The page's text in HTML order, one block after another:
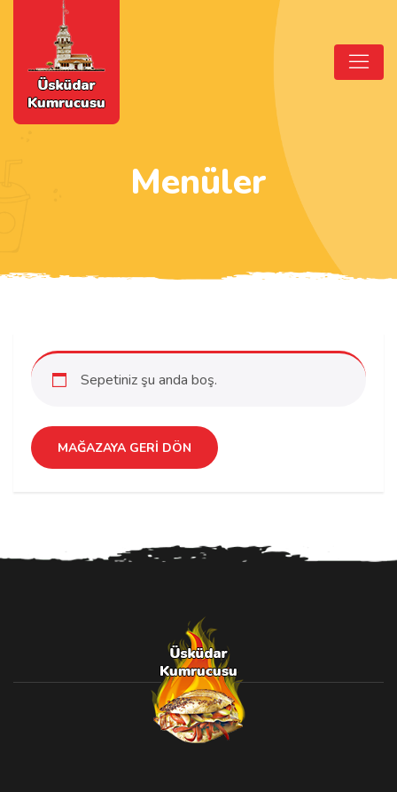
Menüler
Sepetiniz şu anda boş.
MAĞAZAYA GERI DÖN